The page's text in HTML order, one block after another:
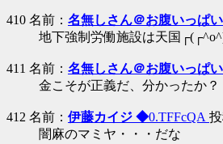
410 名前： 名無しさん＠お腹いっぱい
地下強制労働施設は天国
411 名前： 名無しさん＠お腹いっぱい
金こそが正義だ、分かったか？
412 名前： 伊藤カイジ ◆0.TFFcQA
闇麻のマミヤ・・・だな